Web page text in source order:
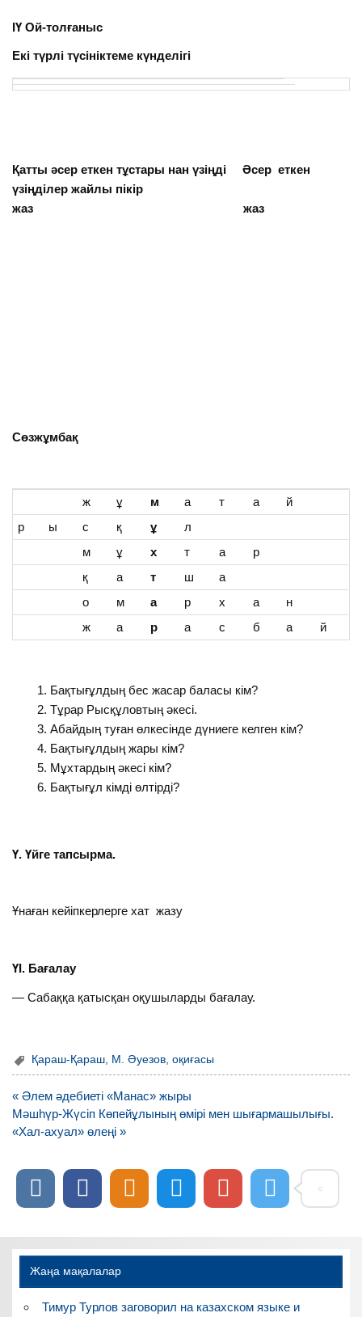
ІҮ Ой-толғаныс
Екі түрлі түсініктеме күнделігі
Қатты әсер еткен тұстары нан үзіңді Әсер еткен
үзіңділер жайлы пікір
жаз жаз
Сөзжұмбақ
ж ұ м а т а
й
р
ы с қ ұ
л
м
ұ х т а
р
қ
а т ш
а
о
м а р х а
н
ж
а р а с б а й
Бақтығұлдың бес жасар баласы кім?
Тұрар Рысқұловтың әкесі.
Абайдың туған өлкесінде дүниеге келген кім?
Бақтығұлдың жары кім?
Мұхтардың әкесі кім?
Бақтығұл кімді өлтірді?
Ү. Үйге тапсырма.
Ұнаған кейіпкерлерге хат жазу
ҮІ. Бағалау
— Сабаққа қатысқан оқушыларды бағалау.
Қараш-Қараш М. Әуезов ,оқиғасы
Навигация
по
записям
« Әлем әдебиеті «Манас» жыры
Мәшһүр-Жүсіп Көпейұлының өмірі мен шығармашылығы.
«Хал-ахуал» өлеңі »
Жаңа мақалалар
Тимур Турлов заговорил на казахском языке и